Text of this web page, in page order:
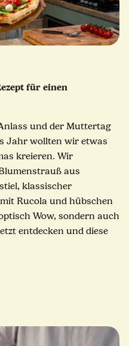
für einen
und der Muttertag
Jahr wollten wir etwas
kreieren. Wir
aus
klassischer
Rucola und hübschen
Wow, sondern auch
entdecken und diese